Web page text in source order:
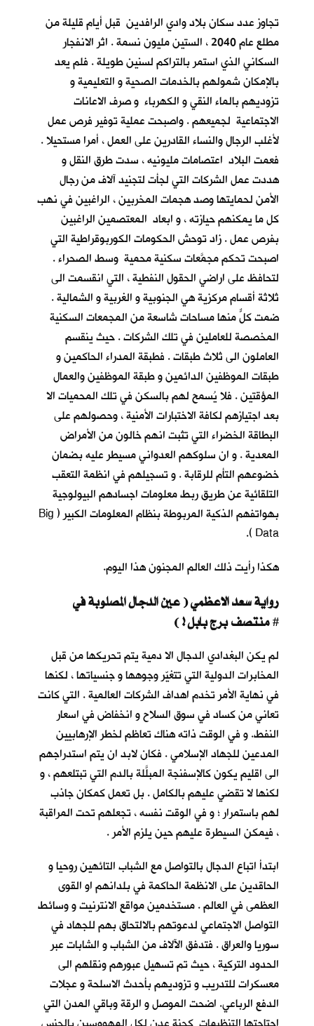
تجاوز عدد سكان بلاد وادي الرافدين قبل أيام قليلة من
مطلع عام 2040 ، الستين مليون نسمة . اثر الانفجار
السكاني الذي استمر بالتراكم لسنين طويلة . فلم يعد
بالإمكان شمولهم بالخدمات الصحية و التعليمية و
تزوديهم بالماء النقي و الكهرباء و صرف الاعانات
الاجتماعية لجميعهم . واصبحت عملية توفير فرص عمل
لأغلب الرجال والنساء القادرين على العمل ، أمرا مستحيلا .
فعمت البلاد اعتصامات مليونيه ، سدت طرق النقل و
هددت عمل الشركات التي لجأت لتجنيد آلاف من رجال
الأمن لحمايتها وصد هجمات المخربين ، الراغبين في نهب
كل ما يمكنهم حيازته ، و ابعاد المعتصمين الراغبين
بفرص عمل . زاد توحش الحكومات الكوربوقراطية التي
اصبحت تحكم مجمَّعات سكنية محمية وسط الصحراء .
لتحافظ على اراضي الحقول النفطية ، التي انقسمت الى
ثلاثة أقسام مركزية هي الجنوبية و الغربية و الشمالية .
ضمت كلٌّ منها مساحات شاسعة من المجمعات السكنية
المخصصة للعاملين في تلك الشركات . حيث ينقسم
العاملون الى ثلاث طبقات . فطبقة المدراء الحاكمين و
طبقات الموظفين الدائمين و طبقة الموظفين والعمال
المؤقتين . فلا يُسمح لهم بالسكن في تلك المحميات الا
بعد اجتيازهم لكافة الاختبارات الأمنية ، وحصولهم على
البطاقة الخضراء التي تثبت انهم خالون من الأمراض
المعدية . و ان سلوكهم العدواني مسيطر عليه بضمان
خضوعهم التأم للرقابة . و تسجيلهم في انظمة التعقب
التلقائية عن طريق ربط معلومات اجسادهم البيولوجية
بهواتفهم الذكية المربوطة بنظام المعلومات الكبير ( Big
Data ).
هكذا رأيت ذلك العالم المجنون هذا اليوم.
رواية سعد الاعظمي ( عين الدجال المصلوبة في
#
لم يكن البغدادي الدجال الا دمية يتم تحريكها من قبل
المخابرات الدولية التي تتغيّر وجوهها و جنسياتها ، لكنها
في نهاية الأمر تخدم اهداف الشركات العالمية . التي كانت
تعاني من كساد في سوق السلاح و انخفاض في اسعار
النفط. و في الوقت ذاته هناك تعاظم لخطر الإرهابيين
المدعين للجهاد الإسلامي . فكان لابد ان يتم استدراجهم
الى اقليم يكون كالإسفنجة المبلَّلة بالدم التي تبتلعهم ، و
لكنها لا تقضي عليهم بالكامل . بل تعمل كمكان جاذب
لهم باستمرار ؛ و في الوقت نفسه ، تجعلهم تحت المراقبة
، فيمكن السيطرة عليهم حين يلزم الأمر .
ابتدأ اتباع الدجال بالتواصل مع الشباب التائهين روحيا و
الحاقدين على الانظمة الحاكمة في بلدانهم او القوى
العظمى في العالم . مستخدمين مواقع الانترنيت و وسائط
التواصل الاجتماعي لدعوتهم بالالتحاق بهم للجهاد في
سوريا والعراق . فتدفق الآلاف من الشباب و الشابات عبر
الحدود التركية ، حيث تم تسهيل عبورهم ونقلهم الى
معسكرات للتدريب و تزوديهم بأحدث الاسلحة و عجلات
الدفع الرباعي. اضحت الموصل و الرقة وباقي المدن التي